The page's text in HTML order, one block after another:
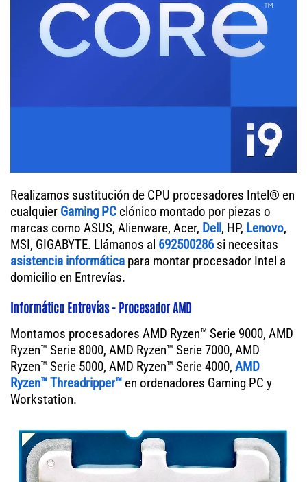
Realizamos sustitución de CPU procesadores Intel® en
cualquier Gaming PC clónico montado por piezas o
marcas como ASUS, Alienware, Acer, Dell, HP, Lenovo,
MSI, GIGABYTE. Llámanos al 692500286si necesitas
asistencia informática para montar procesador Intel a
domicilio en Entrevías.
Informático Entrevías - Procesador AMD
Montamos procesadores AMD Ryzen™ Serie 9000, AMD
Ryzen™ Serie 8000, AMD Ryzen™ Serie 7000, AMD
Ryzen™ Serie 5000, AMD Ryzen™ Serie 4000, AMD
Ryzen™ Threadripper™ en ordenadores Gaming PC y
Workstation.